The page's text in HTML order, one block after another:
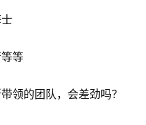
等
领的团队，会差劲吗？